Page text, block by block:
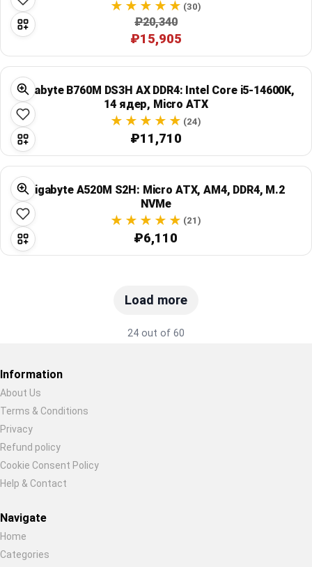
(30)
₽20,340
₽15,905
Gigabyte B760M DS3H AX DDR4: Intel Core i5-14600K,
14 ядер, Micro ATX
(24)
₽11,710
Gigabyte A520M S2H: Micro ATX, AM4, DDR4, M.2
NVMe
(21)
₽6,110
Load more
24 out of 60
Restore previous
Information
About Us
Terms & Conditions
Privacy
Refund policy
Cookie Consent Policy
Help & Contact
Navigate
Home
Categories